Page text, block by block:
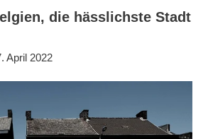
die hässlichste Stadt
April 2022